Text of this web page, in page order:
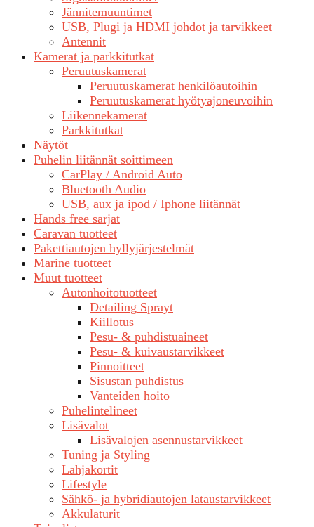
Jännitemuuntimet
USB, Plugi ja HDMI johdot ja tarvikkeet
Antennit
Kamerat ja parkkitutkat
Peruutuskamerat
Peruutuskamerat henkilöautoihin
Peruutuskamerat hyötyajoneuvoihin
Liikennekamerat
Parkkitutkat
Näytöt
Puhelin liitännät soittimeen
CarPlay / Android Auto
Bluetooth Audio
USB, aux ja ipod / Iphone liitännät
Hands free sarjat
Caravan tuotteet
Pakettiautojen hyllyjärjestelmät
Marine tuotteet
Muut tuotteet
Autonhoitotuotteet
Detailing Sprayt
Kiillotus
Pesu- & puhdistuaineet
Pesu- & kuivaustarvikkeet
Pinnoitteet
Sisustan puhdistus
Vanteiden hoito
Puhelintelineet
Lisävalot
Lisävalojen asennustarvikkeet
Tuning ja Styling
Lahjakortit
Lifestyle
Sähkö- ja hybridiautojen lataustarvikkeet
Akkulaturit